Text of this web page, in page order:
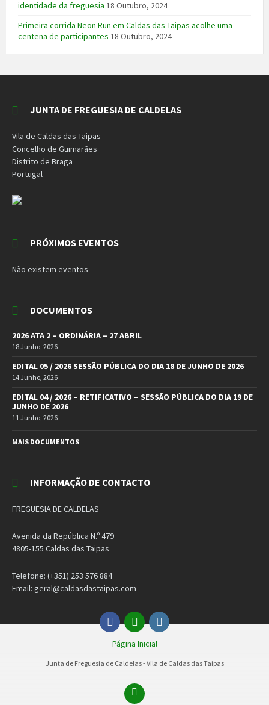
identidade da freguesia 18 Outubro, 2024
Primeira corrida Neon Run em Caldas das Taipas acolhe uma
centena de participantes 18 Outubro, 2024
JUNTA DE FREGUESIA DE CALDELAS
Vila de Caldas das Taipas
Concelho de Guimarães
Distrito de Braga
Portugal
PRÓXIMOS EVENTOS
Não existem eventos
DOCUMENTOS
2026 ATA 2 – ORDINÁRIA – 27 ABRIL
18 Junho, 2026
EDITAL 05 / 2026 SESSÃO PÚBLICA DO DIA 18 DE JUNHO DE 2026
14 Junho, 2026
EDITAL 04 / 2026 – RETIFICATIVO – SESSÃO PÚBLICA DO DIA 19 DE
JUNHO DE 2026
11 Junho, 2026
MAIS DOCUMENTOS
INFORMAÇÃO DE CONTACTO
FREGUESIA DE CALDELAS
Avenida da República N.º 479
4805-155 Caldas das Taipas
Telefone: (+351) 253 576 884
Email: geral@caldasdastaipas.com
Facebook
EmailInstagram
Página Inicial
Junta de Freguesia de Caldelas - Vila de Caldas das Taipas